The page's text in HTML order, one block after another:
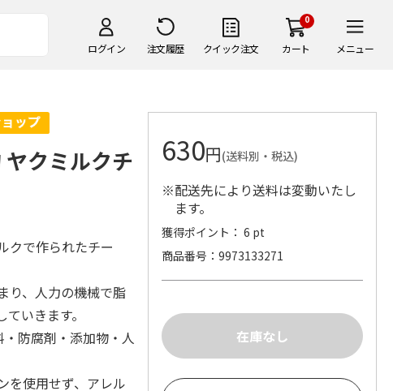
ログイン 注文履歴 クイック注文
0
カート メニュー
クミルクチ
クで作られたチー
り、人力の機械で脂
いきます。
防腐剤・添加物・人
を使用せず、アレル
630円(送料別・税込)
※配送先により送料は変動いたし
ます。
獲得ポイント： 6 pt
商品番号
9973133271